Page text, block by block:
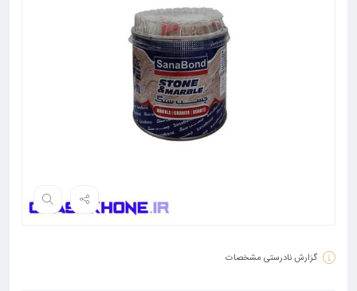
گزارش نادرستی مشخصات